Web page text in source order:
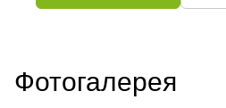
Фотогалерея